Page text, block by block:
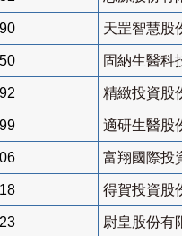
天罡智慧股
固納生醫科
精緻投資股
適研生醫股
富翔國際投
得賀投資股
尉皇股份有